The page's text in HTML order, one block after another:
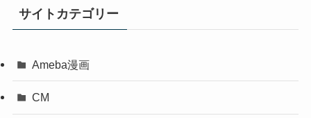
サイトカテゴリー
Ameba漫画
CM